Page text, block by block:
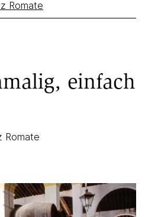
Romate
einfach
Romate